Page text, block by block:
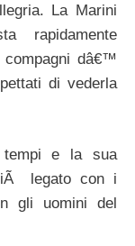
La Marini
dâ€™
di vederla
e la sua
legato con i
gli uomini del